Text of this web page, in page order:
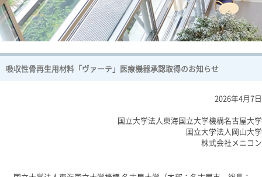
吸収性骨再生用材料「ヴァーテ」医療機器承認取得のお知らせ
2026年4月7日
国立大学法人東海国立大学機構名古屋大学
国立大学法人岡山大学
株式会社メニコン